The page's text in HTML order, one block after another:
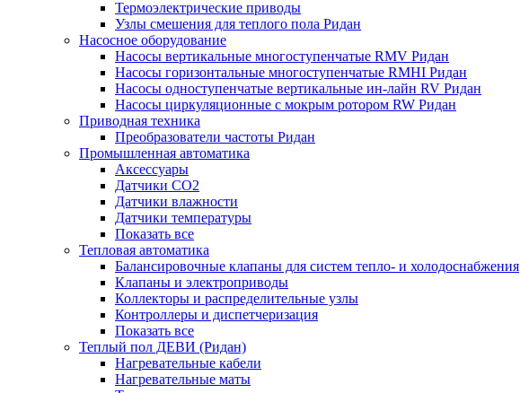
Термоэлектрические приводы
Узлы смешения для теплого пола Ридан
Насосное оборудование
Насосы вертикальные многоступенчатые RMV Ридан
Насосы горизонтальные многоступенчатые RMHI Ридан
Насосы одноступенчатые вертикальные ин-лайн RV Ридан
Насосы циркуляционные с мокрым ротором RW Ридан
Приводная техника
Преобразователи частоты Ридан
Промышленная автоматика
Аксессуары
Датчики CO2
Датчики влажности
Датчики температуры
Показать все
Тепловая автоматика
Балансировочные клапаны для систем тепло- и холодоснабжения
Клапаны и электроприводы
Коллекторы и распределительные узлы
Контроллеры и диспетчеризация
Показать все
Теплый пол ДЕВИ (Ридан)
Нагревательные кабели
Нагревательные маты